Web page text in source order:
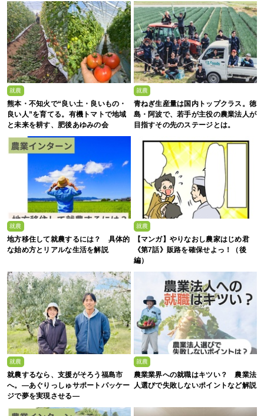
就農
熊本・不知火で“良い土・良いもの・
良い人”を育てる。有機トマトで地域
と未来を耕す、肥後あゆみの会
就農
青ねぎ生産量は国内トップクラス。徳
島・阿波で、若手が主役の農業法人が
目指すその先のステージとは。
就農
地方移住して就農するには？ 具体的
な始め方とリアルな生活を解説
就農
【マンガ】やりなおし農家はじめ君
《第7話》販路を確保せよっ！（後
編）
就農
就農するなら、支援がそろう福島市
へ。—あぐりっしゅサポートパッケー
ジで夢を実現させる—
就農
農業業界への就職はキツい？ 農業法
人選びで失敗しないポイントなど解説